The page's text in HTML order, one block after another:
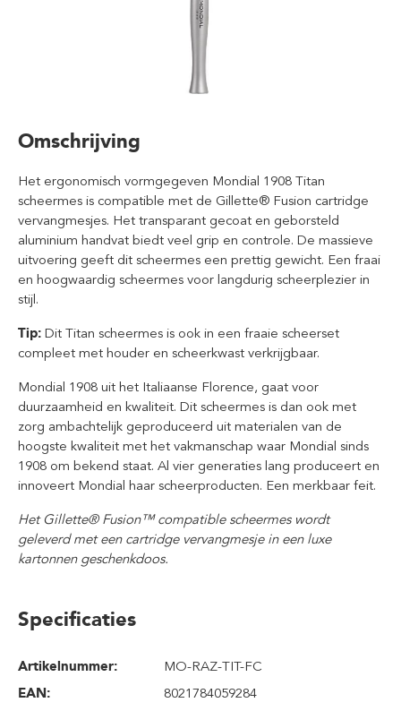
Omschrijving
Het ergonomisch vormgegeven Mondial 1908 Titan
scheermes is compatible met de Gillette® Fusion cartridge
vervangmesjes. Het transparant gecoat en geborsteld
aluminium handvat biedt veel grip en controle. De massieve
uitvoering geeft dit scheermes een prettig gewicht. Een fraai
en hoogwaardig scheermes voor langdurig scheerplezier in
stijl.
Tip: Dit Titan scheermes is ook in een fraaie scheerset
compleet met houder en scheerkwast verkrijgbaar.
Mondial 1908 uit het Italiaanse Florence, gaat voor
duurzaamheid en kwaliteit. Dit scheermes is dan ook met
zorg ambachtelijk geproduceerd uit materialen van de
hoogste kwaliteit met het vakmanschap waar Mondial sinds
1908 om bekend staat. Al vier generaties lang produceert en
innoveert Mondial haar scheerproducten. Een merkbaar feit.
Het Gillette®Fusion™ compatible scheermes wordt
geleverd met een cartridge vervangmesje in een luxe
kartonnen geschenkdoos.
Specificaties
Artikelnummer:
MO-RAZ-TIT-FC
EAN:
8021784059284